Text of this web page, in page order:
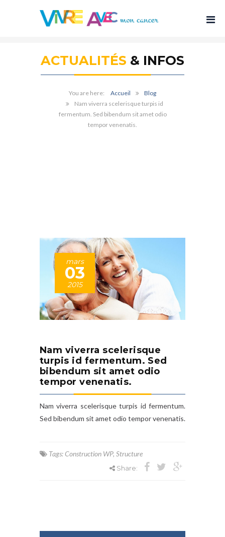
ACTUALITÉS & INFOS
Accueil
Blog
Nam viverra scelerisque turpis id
fermentum. Sed bibendum sit amet odio
tempor venenatis.
mars
03
2015
Nam viverra scelerisque
turpis id fermentum. Sed
bibendum sit amet odio
tempor venenatis.
Nam viverra scelerisque turpis id fermentum.
Sed bibendum sit amet odio tempor venenatis.
Tags:Construction WP, Structure
Share: